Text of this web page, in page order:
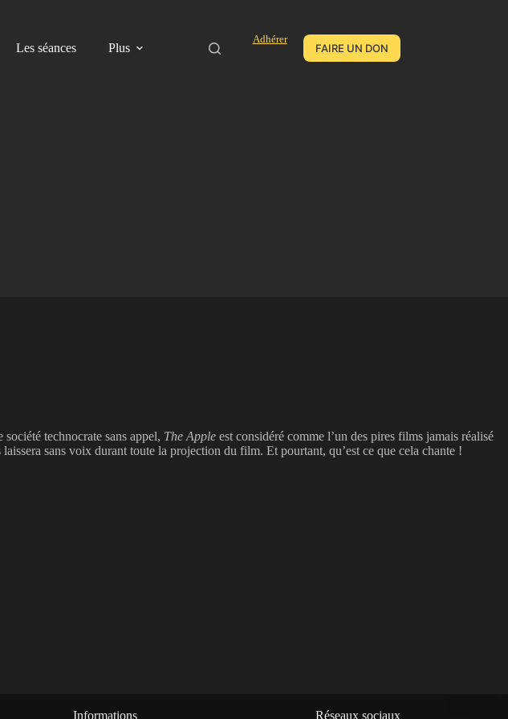
Les séances Plus
Adhérer
FAIRE UN DON
technocrate sans appel, The Apple est considéré comme l’un des pires films jamais réalisé
sans voix durant toute la projection du film. Et pourtant, qu’est ce que cela chante !
Informations Réseaux sociaux